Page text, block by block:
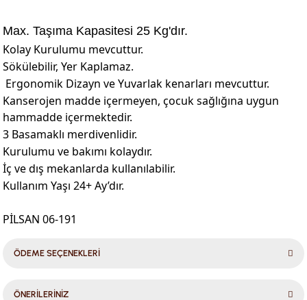
Max. Taşıma Kapasitesi 25 Kg'dır.
Kolay Kurulumu mevcuttur.
Sökülebilir, Yer Kaplamaz.
Ergonomik Dizayn ve Yuvarlak kenarları mevcuttur.
Kanserojen madde içermeyen, çocuk sağlığına uygun
hammadde içermektedir.
3 Basamaklı merdivenlidir.
Kurulumu ve bakımı kolaydır.
İç ve dış mekanlarda kullanılabilir.
Kullanım Yaşı 24+ Ay’dır.
PİLSAN 06-191
ÖDEME SEÇENEKLERİ
ÖNERİLERİNİZ